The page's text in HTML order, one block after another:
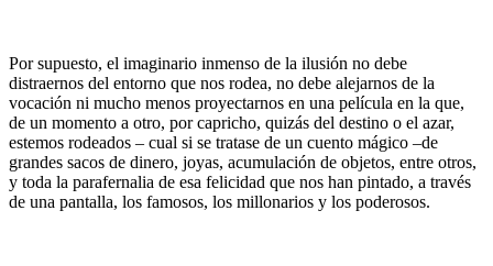
Por supuesto, el imaginario inmenso de la ilusión no debe
distraernos del entorno que nos rodea, no debe alejarnos de la
vocación ni mucho menos proyectarnos en una película en la que,
de un momento a otro, por capricho, quizás del destino o el azar,
estemos rodeados – cual si se tratase de un cuento mágico –de
grandes sacos de dinero, joyas, acumulación de objetos, entre otros,
y toda la parafernalia de esa felicidad que nos han pintado, a través
de una pantalla, los famosos, los millonarios y los poderosos.